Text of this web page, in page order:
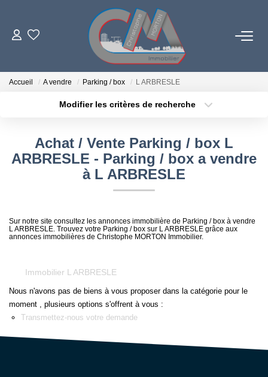
06 73 84 29 22
PROGRAMMES NEUFS
L'AGENCE
CONTACT
Accueil A vendre Parking / box L ARBRESLE
Modifier les critères de recherche
Surface min Budget max
Plus de critères Créer une alerte
Achat / Vente Parking / box L
ARBRESLE - Parking / box a vendre
à L ARBRESLE
Sur notre site consultez les annonces immobilière de Parking / box à vendre
L ARBRESLE. Trouvez votre Parking / box sur L ARBRESLE grâce aux
annonces immobilières de Christophe MORTON Immobilier.
Immobilier L ARBRESLE
Nous n'avons pas de biens à vous proposer dans la catégorie pour le
moment , plusieurs options s'offrent à vous :
Transmettez-nous votre demande